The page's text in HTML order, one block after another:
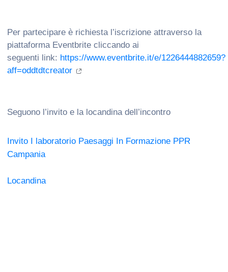
Per partecipare è richiesta l’iscrizione attraverso la
piattaforma Eventbrite cliccando ai
seguenti link: https://www.eventbrite.it/e/1226444882659?
aff=oddtdtcreator
Seguono l’invito e la locandina dell’incontro
Invito I laboratorio Paesaggi In Formazione PPR
Campania
Locandina